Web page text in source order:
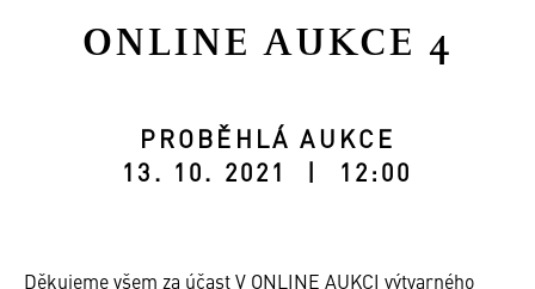
ONLINE AUKCE 4
PROBĚHLÁ AUKCE
13. 10. 2021 | 12:00
Děkujeme všem za účast V ONLINE AUKCI výtvarného